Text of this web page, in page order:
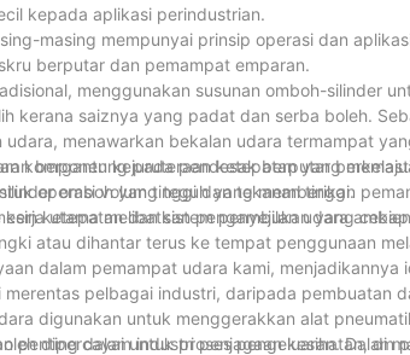
kepada aplikasi perindustrian.
masing mempunyai prinsip operasi dan
berputar dan pemampat emparan.
menggunakan susunan omboh-silinder
kerana saiznya yang padat dan serba boleh.
menawarkan bekalan udara termampat
bergantung pada pendesak berputar
operasi volum tinggi dan tekanan tinggi.
komponen kejuruteraan ketepatan yang
omboh yang teguh yang memberikan
ketepatan dan sistem penyejukan yang
utama melibatkan pengambilan udara
atau dihantar terus ke tempat penggunaan
dalam pemampat udara kami,
pelbagai industri, daripada pembuatan
digunakan untuk menggerakkan alat
dipercayai untuk proses pengeluaran. Dalam
penting dalam industri penjagaan kesihatan, di